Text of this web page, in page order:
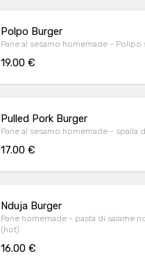
Polpo Burger
Pane al sesamo homemade -
19.00 €
Pulled Pork Burger
Pane al sesamo homemade - spalla
17.00 €
Nduja Burger
Pane homemade - pasta di salame
(hot)
16.00 €